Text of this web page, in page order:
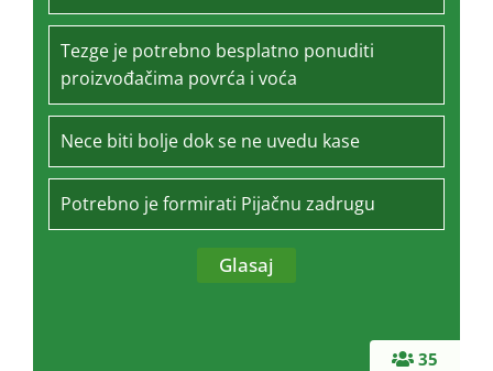
35
Tezge je potrebno besplatno ponuditi
proizvođačima povrća i voća
Nece biti bolje dok se ne uvedu kase
Potrebno je formirati Pijačnu zadrugu